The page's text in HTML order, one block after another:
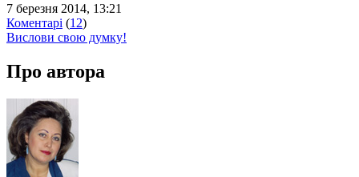
7 березня 2014, 13:21
Коментарі (12)
Вислови свою думку!
Про автора